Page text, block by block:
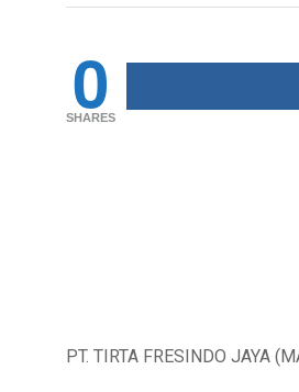
0
SHARES
PT. TIRTA FRESINDO JAYA